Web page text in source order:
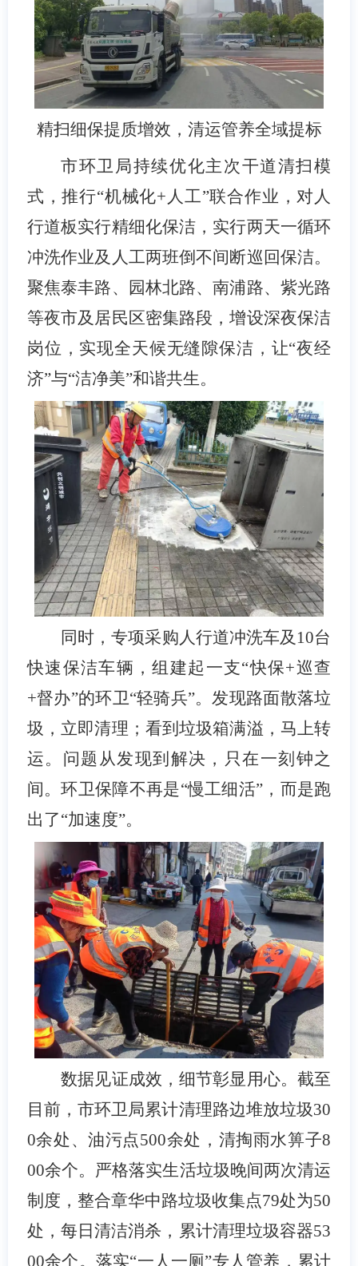
精扫细保提质增效，清运管养全域提标
市环卫局持续优化主次干道清扫模
式，推行“机械化+ 人工”联合作业，对人
行道板实行精细化保洁，实行两天一循环
冲洗作业及人工两班倒不间断巡回保洁。
聚焦泰丰路、园林北路、南浦路、紫光路
等夜市及居民区密集路段，增设深夜保洁
岗位，实现全天候无缝隙保洁，让“夜经
济”与“洁净美”和谐共生。
同时，专项采购人行道冲洗车及 10台
快速保洁车辆，组建起一支“快保+巡查
+督办”的环卫“轻骑兵”。发现路面散落垃
圾，立即清理；看到垃圾箱满溢，马上转
运。问题从发现到解决，只在一刻钟之
间。环卫保障不再是“慢工细活”，而是跑
出了“加速度”。
数据见证成效，细节彰显用心。截至
目前，市环卫局累计清理路边堆放垃圾30
0余处、油污点500余处，清掏雨水箅子8
00余个。严格落实生活垃圾晚间两次清运
制度，整合章华中路垃圾收集点79处为50
处，每日清洁消杀，累计清理垃圾容器53
00余个。落实“一人一厕”专人管养，累计